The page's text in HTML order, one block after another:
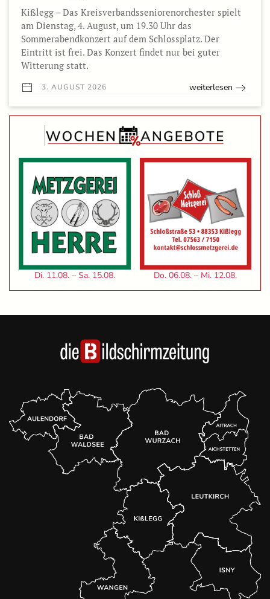
Kißlegg – Das Kreisverbandsseniorenorchester spielt
am Dienstag, 4. August, um 19.30 Uhr das
Sommerabendkonzert auf dem Schlossplatz. Der
Eintritt ist frei. Das Konzert findet nur bei guter
Witterung statt.
3. AUGUST 2026 weiterlesen
Di. 11.08. – Sa. 15.08. Do. 06.08. – Mi. 12.08.